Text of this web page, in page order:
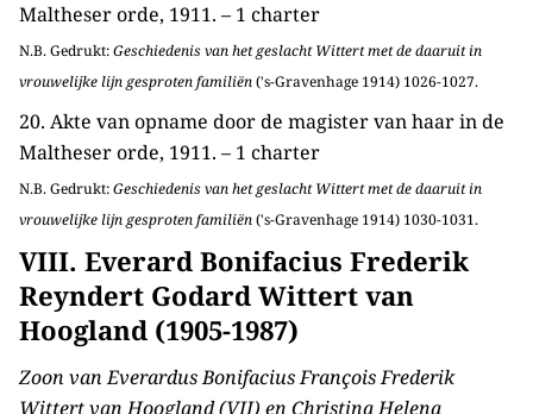
Maltheser orde, 1911. – 1 charter
N.B. Gedrukt:Geschiedenis van het geslacht Wittert met de daaruit in
vrouwelijke lijn gesproten familiën('s-Gravenhage 1914) 1026-1027.
20. Akte van opname door de magister van haar in de
Maltheser orde, 1911. – 1 charter
N.B. Gedrukt:Geschiedenis van het geslacht Wittert met de daaruit in
vrouwelijke lijn gesproten familiën('s-Gravenhage 1914) 1030-1031.
VIII. Everard Bonifacius Frederik
Reyndert Godard Wittert van
Hoogland (1905-1987)
Zoon van Everardus Bonifacius François Frederik
Wittert van Hoogland (VII) en Christina Helena